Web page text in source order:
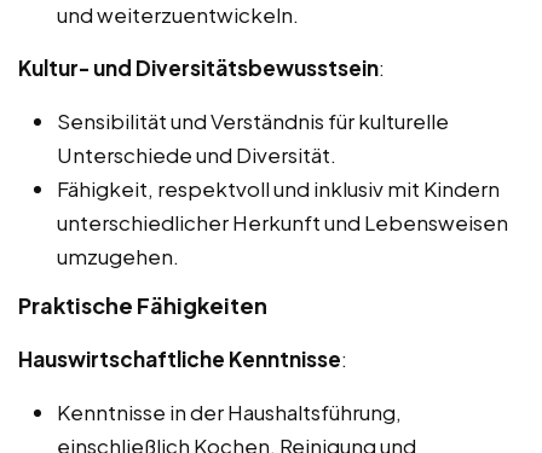
und weiterzuentwickeln.
Kultur- und Diversitätsbewusstsein:
Sensibilität und Verständnis für kulturelle
Unterschiede und Diversität.
Fähigkeit, respektvoll und inklusiv mit Kindern
unterschiedlicher Herkunft und Lebensweisen
umzugehen.
Praktische Fähigkeiten
Hauswirtschaftliche Kenntnisse:
Kenntnisse in der Haushaltsführung,
einschließlich Kochen, Reinigung und